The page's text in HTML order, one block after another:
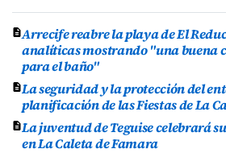
Arrecife reabre la playa de El
analíticas mostrando "una buena
para el baño"
La seguridad y la protección del
planificación de las Fiestas de La
La juventud de Teguise celebrará
en La Caleta de Famara